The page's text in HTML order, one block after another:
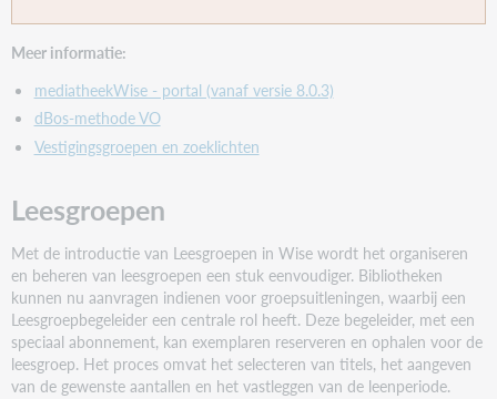
Meer informatie:
mediatheekWise - portal (vanaf versie 8.0.3)
dBos-methode VO
Vestigingsgroepen en zoeklichten
Leesgroepen
Met de introductie van Leesgroepen in Wise wordt het organiseren
en beheren van leesgroepen een stuk eenvoudiger. Bibliotheken
kunnen nu aanvragen indienen voor groepsuitleningen, waarbij een
Leesgroepbegeleider een centrale rol heeft. Deze begeleider, met een
speciaal abonnement, kan exemplaren reserveren en ophalen voor de
leesgroep. Het proces omvat het selecteren van titels, het aangeven
van de gewenste aantallen en het vastleggen van de leenperiode.